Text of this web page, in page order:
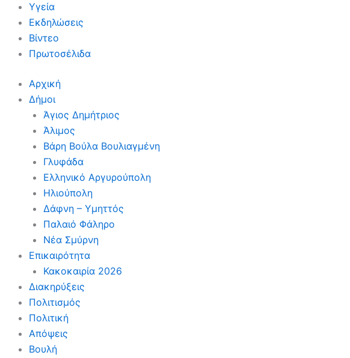
Υγεία
Εκδηλώσεις
Βίντεο
Πρωτοσέλιδα
Αρχική
Δήμοι
Άγιος Δημήτριος
Άλιμος
Βάρη Βούλα Βουλιαγμένη
Γλυφάδα
Ελληνικό Αργυρούπολη
Ηλιούπολη
Δάφνη – Υμηττός
Παλαιό Φάληρο
Νέα Σμύρνη
Επικαιρότητα
Κακοκαιρία 2026
Διακηρύξεις
Πολιτισμός
Πολιτική
Απόψεις
Βουλή